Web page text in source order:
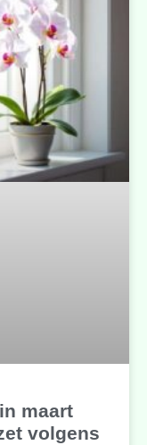
maart
volgens